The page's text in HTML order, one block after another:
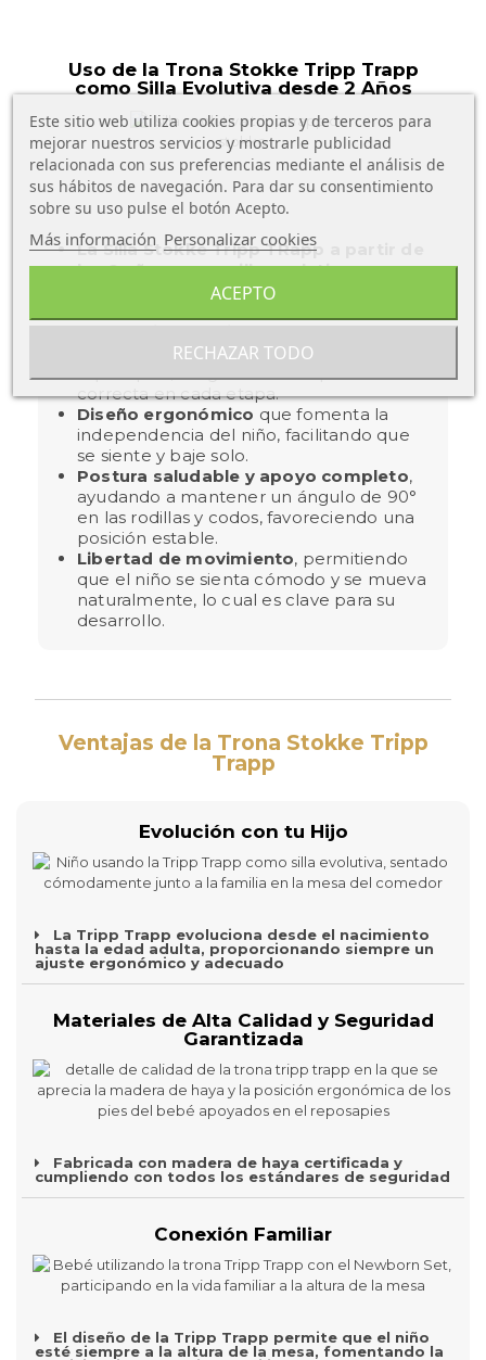
Uso de la Trona Stokke Tripp Trapp
como Silla Evolutiva desde 2 Años
La Silla Stokke Tripp TRapp a partir de
los 2 años como silla evolutiva,
proporciona un asiento seguro y cómodo
Adaptación continuagracias al ajuste de
altura y profundidad del asiento y
reposapiés, asegurando una postura
correcta en cada etapa.
Diseño ergonómico que fomenta la
independencia del niño, facilitando que
se siente y baje solo.
Postura saludable y apoyo completo,
ayudando a mantener un ángulo de 90°
en las rodillas y codos, favoreciendo una
posición estable.
Libertad de movimiento, permitiendo
que el niño se sienta cómodo y se mueva
naturalmente, lo cual es clave para su
desarrollo.
Ventajas de la Trona Stokke Tripp
Trapp
Evolución con tu Hijo
La Tripp Trapp evoluciona desde el nacimiento
hasta la edad adulta, proporcionando siempre un
ajuste ergonómico y adecuado
Materiales de Alta Calidad y Seguridad
Garantizada
Fabricada con madera de haya certificada y
cumpliendo con todos los estándares de seguridad
Conexión Familiar
El diseño de la Tripp Trapp permite que el niño
esté siempre a la altura de la mesa, fomentando la
Este sitio web utiliza cookies propias y de terceros para
mejorar nuestros servicios y mostrarle publicidad
relacionada con sus preferencias mediante el análisis de
sus hábitos de navegación. Para dar su consentimiento
sobre su uso pulse el botón Acepto.
Más información Personalizar cookies
RECHAZAR TODO
ACEPTO